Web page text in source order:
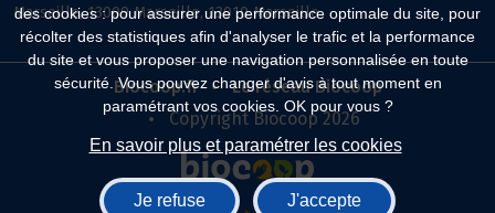
des cookies : pour assurer une performance optimale du site, pour
récolter des statistiques afin d'analyser le trafic et la performance
du site et vous proposer une navigation personnalisée en toute
sécurité. Vous pouvez changer d'avis à tout moment en
paramétrant vos cookies. OK pour vous ?
En savoir plus et paramétrer les cookies
Je refuse J'accepte
Marseille, 13009 Marseille, 13010 Marseille
Biocoop.fr
Le réseau Biocoop
Copyright Biocoop 2026